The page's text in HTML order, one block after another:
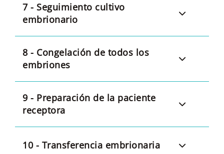
7 - Seguimiento cultivo
embrionario
8 - Congelación de todos los
embriones
9 - Preparación de la paciente
receptora
10 - Transferencia embrionaria